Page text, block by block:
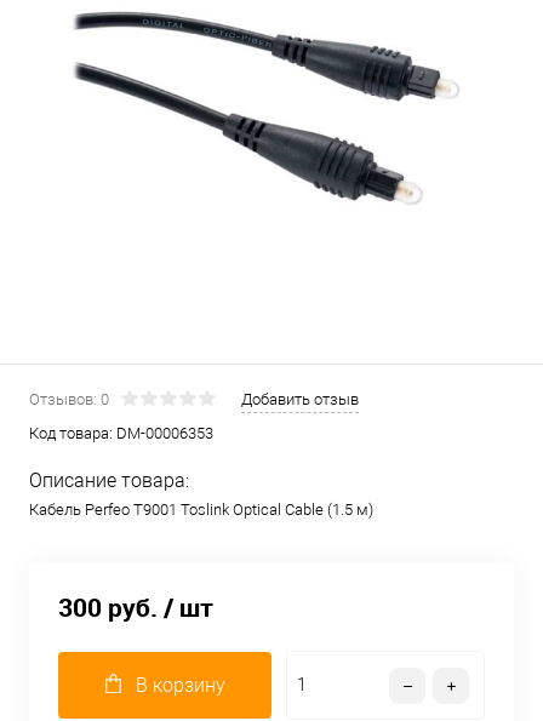
Отзывов: 0
Добавить отзыв
Код товара: DM-00006353
Описание товара:
Кабель Perfeo T9001 Toslink Optical Cable (1.5 м)
300 руб. / шт
В корзину